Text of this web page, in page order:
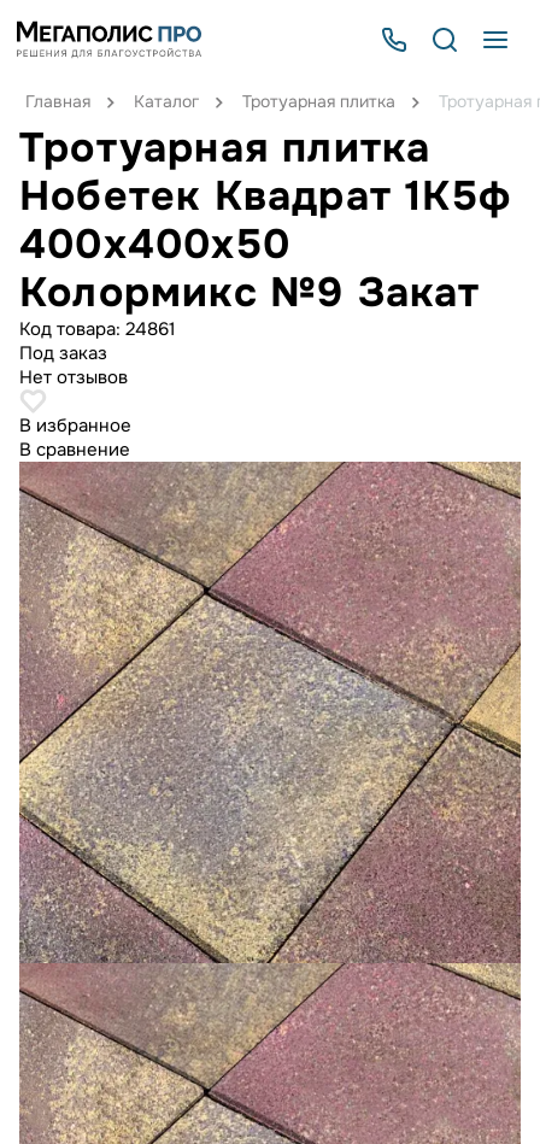
Главная Каталог Тротуарная плитка
Тротуарная плитка
Нобетек Квадрат 1К5ф
400x400x50
Колормикс №9 Закат
Код товара: 24861
Под заказ
Нет отзывов
В избранное
В сравнение